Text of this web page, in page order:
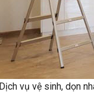
Dịch vụ vệ sinh, dọn